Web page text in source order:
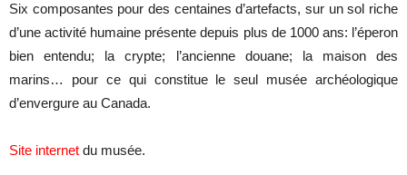
Six composantes pour des centaines d’artefacts, sur un sol riche
d’une activité humaine présente depuis plus de 1000 ans: l’éperon
bien entendu; la crypte; l’ancienne douane; la maison des
marins… pour ce qui constitue le seul musée archéologique
d’envergure au Canada.
Site internet du musée.